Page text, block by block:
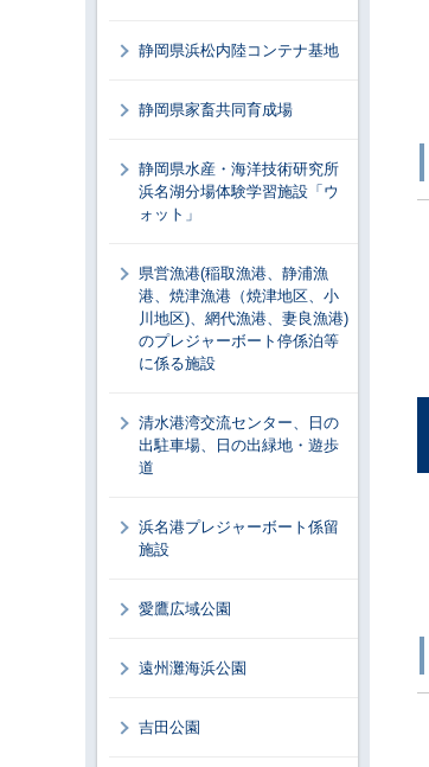
静岡県浜松内陸コンテナ基地
静岡県家畜共同育成場
静岡県水産・海洋技術研究所
浜名湖分場体験学習施設「ウ
ォット」
県営漁港(稲取漁港、静浦漁
港、焼津漁港（焼津地区、小
川地区)、網代漁港、妻良漁港)
のプレジャーボート停係泊等
に係る施設
清水港湾交流センター、日の
出駐車場、日の出緑地・遊歩
道
浜名港プレジャーボート係留
施設
愛鷹広域公園
遠州灘海浜公園
吉田公園